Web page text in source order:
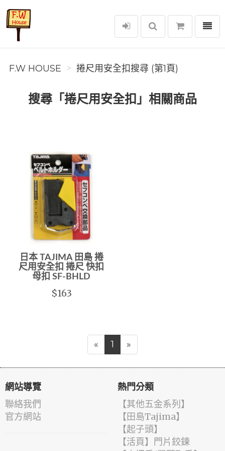
F.W House
選單
F.W HOUSE 捲尺用安全扣搜尋 (第1頁)
搜尋「捲尺用安全扣」相關商品
日本 TAJIMA 田島 捲
尺用安全扣 捲尺 快扣
母扣 SF-BHLD
$163
« 1 »
網站導覽
聯絡我們
官方網站
熱門分類
【其他五金系列】
【田島Tajima】
【起子頭】
【活頁】門片鉸鍊